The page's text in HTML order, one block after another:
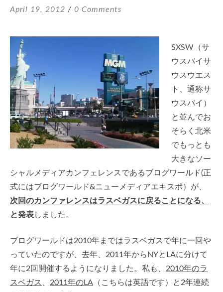
April 19, 2012 0 Comments
SXSW（サ
ウスバイサ
ウスウエス
ト、通称サ
ウスバイ）
と並んでお
そらく北米
でもっとも
大きなソー
シャルメディアカンフェレンスであるブログワールド(正
式にはブログワールド&ニューメディアエキスポ）が、
次回のカンファレンスはラスベガスに戻ることになる、
と発表しました。
ブログワールドは2010年まではラスベガスで年に一回や
っていたのですが、去年、2011年からNYとLAに分けて
年に2回開催するようになりました。私も、 2010年のラ
スベガス
2011年のLA （こちらは英語です）と2年連続